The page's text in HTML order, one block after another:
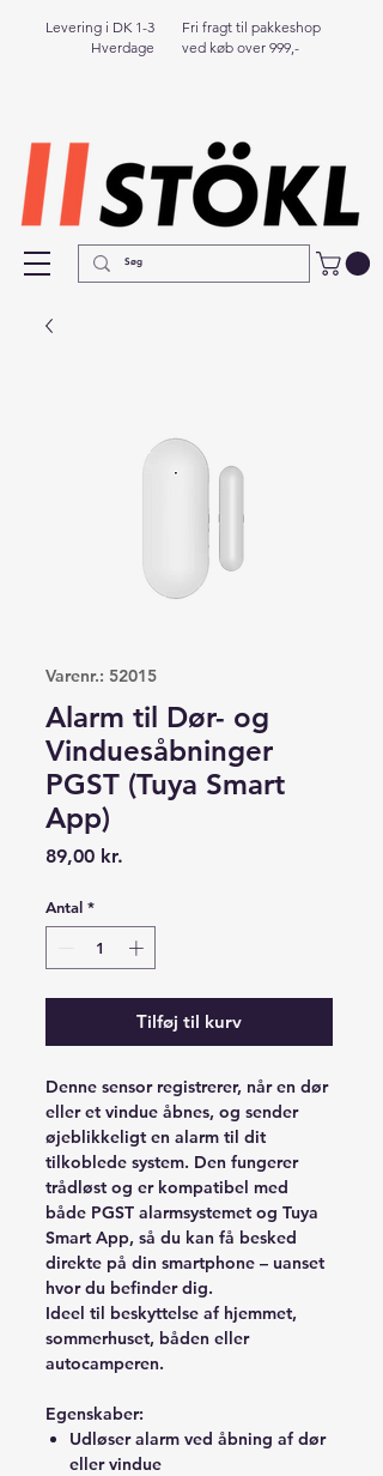
Levering i DK 1-3
Hverdage
Fri fragt til pakkeshop
ved køb over 999,-
Varenr.: 52015
Alarm til Dør- og
Vinduesåbninger
PGST (Tuya Smart
App)
89,00 kr.
Antal *
Tilføj til kurv
Denne sensor registrerer, når en dør
eller et vindue åbnes, og sender
øjeblikkeligt en alarm til dit
tilkoblede system. Den fungerer
trådløst og er kompatibel med
både PGST alarmsystemet og Tuya
Smart App, så du kan få besked
direkte på din smartphone – uanset
hvor du befinder dig.
Ideel til beskyttelse af hjemmet,
sommerhuset, båden eller
autocamperen.
Egenskaber:
Udløser alarm ved åbning af dør
eller vindue